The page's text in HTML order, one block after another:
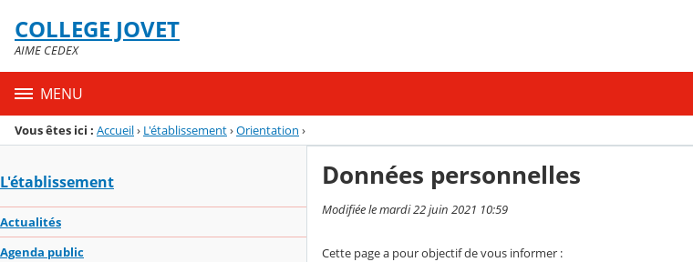
Menu de la rubrique
Contenu
COLLEGE JOVET
AIME CEDEX
MENU
Vous êtes ici : Accueil› L'établissement›Orientation ›
L'établissement
Actualités
Agenda public
Données personnelles
Modifiée le mardi 22 juin 2021 10:59
Cette page a pour objectif de vous informer :